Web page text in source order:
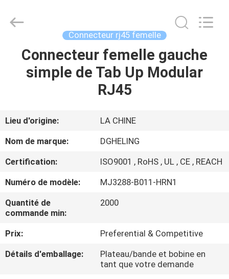
MAISON
AU
SUJET
DE
VISITE
CONTRÔLE
Ltd..
Developed
Connecteur rj45 femelle
Connecteur femelle gauche
simple de Tab Up Modular
RJ45
Lieu d'origine:
LA CHINE
Nom de marque:
DGHELING
Certification:
ISO9001 , RoHS , UL , CE , REACH
Numéro de modèle:
MJ3288-B011-HRN1
Quantité de
commande min:
2000
Prix:
Preferential & Competitive
Détails d'emballage:
Plateau/bande et bobine en
tant que votre demande